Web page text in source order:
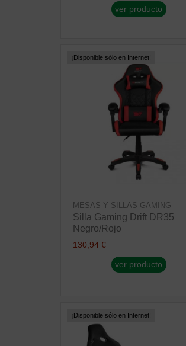
ver producto
¡Disponible sólo en Internet!
MESAS Y SILLAS GAMING
Silla Gaming Drift DR35
Negro/Rojo
130,94 €
ver producto
¡Disponible sólo en Internet!